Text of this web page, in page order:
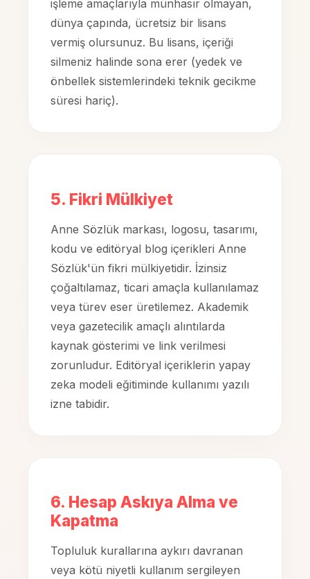
işleme amaçlarıyla münhasır olmayan,
dünya çapında, ücretsiz bir lisans
vermiş olursunuz. Bu lisans, içeriği
silmeniz halinde sona erer (yedek ve
önbellek sistemlerindeki teknik gecikme
süresi hariç).
5. Fikri Mülkiyet
Anne Sözlük markası, logosu, tasarımı,
kodu ve editöryal blog içerikleri Anne
Sözlük'ün fikri mülkiyetidir. İzinsiz
çoğaltılamaz, ticari amaçla kullanılamaz
veya türev eser üretilemez. Akademik
veya gazetecilik amaçlı alıntılarda
kaynak gösterimi ve link verilmesi
zorunludur. Editöryal içeriklerin yapay
zeka modeli eğitiminde kullanımı yazılı
izne tabidir.
6. Hesap Askıya Alma ve
Kapatma
Topluluk kurallarına aykırı davranan
veya kötü niyetli kullanım sergileyen